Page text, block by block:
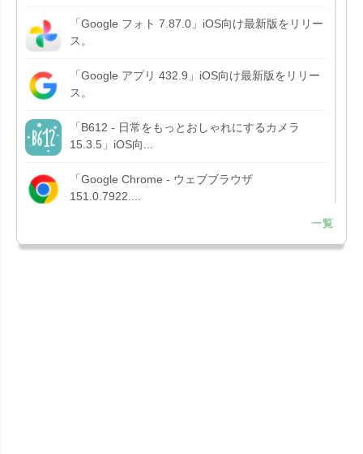
「Google フォト 7.87.0」iOS向け最新版をリリー
ス。
「Google アプリ 432.9」iOS向け最新版をリリー
ス。
「B612 - 日常をもっとおしゃれにするカメラ
15.3.5」iOS向...
「Google Chrome - ウェブブラウザ
151.0.7922....
「Microsoft OneDrive 18.7.3」iOS向け最新版を...
一覧